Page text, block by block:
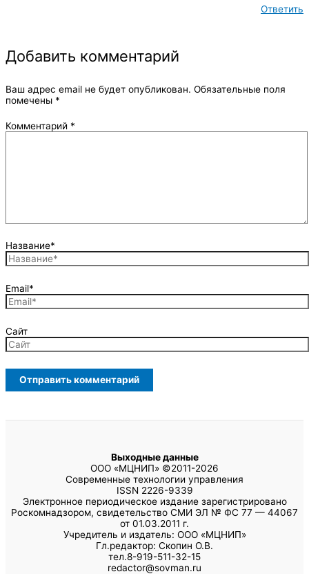
Ответить
Добавить комментарий
Ваш адрес email не будет опубликован. Обязательные поля
помечены *
Комментарий *
Название*
Email*
Сайт
Выходные данные
ООО «МЦНИП» ©2011-2026
Современные технологии управления
ISSN 2226-9339
Электронное периодическое издание зарегистрировано
Роскомнадзором, свидетельство СМИ ЭЛ № ФС 77 — 44067
от 01.03.2011 г.
Учредитель и издатель: ООО «МЦНИП»
Гл.редактор: Скопин О.В.
тел.8-919-511-32-15
redactor@sovman.ru